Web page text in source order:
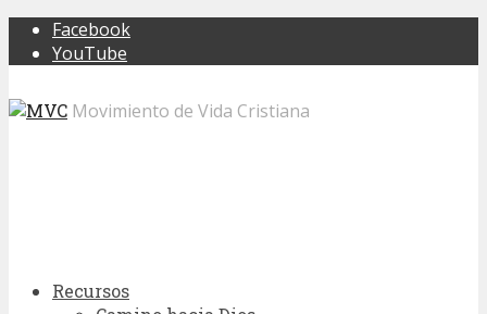
Facebook
YouTube
Movimiento de Vida Cristiana
Recursos